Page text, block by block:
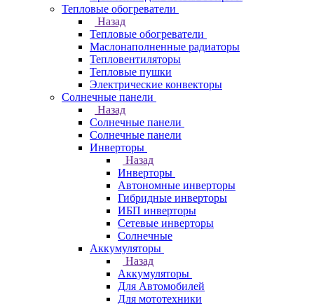
Тепловые обогреватели
Назад
Тепловые обогреватели
Маслонаполненные радиаторы
Тепловентиляторы
Тепловые пушки
Электрические конвекторы
Солнечные панели
Назад
Солнечные панели
Солнечные панели
Инверторы
Назад
Инверторы
Автономные инверторы
Гибридные инверторы
ИБП инверторы
Сетевые инверторы
Солнечные
Аккумуляторы
Назад
Аккумуляторы
Для Автомобилей
Для мототехники